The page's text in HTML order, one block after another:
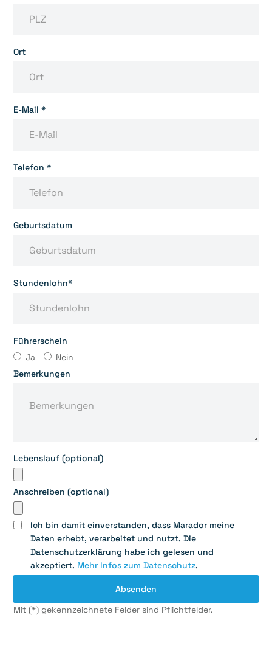
Ort
E-Mail *
Telefon *
Geburtsdatum
Stundenlohn*
Führerschein
Ja
Nein
Bemerkungen
Lebenslauf (optional)
Anschreiben (optional)
Ich bin damit einverstanden, dass Marador meine
Daten erhebt, verarbeitet und nutzt. Die
Datenschutzerklärung habe ich gelesen und
akzeptiert. Mehr Infos zum Datenschutz.
Mit (*) gekennzeichnete Felder sind Pflichtfelder.